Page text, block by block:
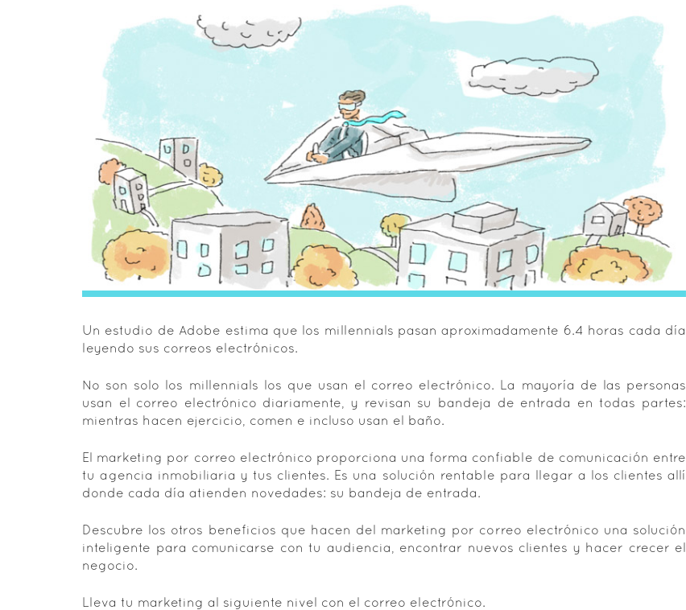
Un estudio de Adobe estima que los millennials pasan aproximadamente 6.4 horas cada día
leyendo sus correos electrónicos.
No son solo los millennials los que usan el correo electrónico. La mayoría de las personas
usan el correo electrónico diariamente, y revisan su bandeja de entrada en todas partes:
mientras hacen ejercicio, comen e incluso usan el baño.
El marketing por correo electrónico proporciona una forma confiable de comunicación entre
tu agencia inmobiliaria y tus clientes. Es una solución rentable para llegar a los clientes allí
donde cada día atienden novedades: su bandeja de entrada.
Descubre los otros beneficios que hacen del marketing por correo electrónico una solución
inteligente para comunicarse con tu audiencia, encontrar nuevos clientes y hacer crecer el
negocio.
Lleva tu marketing al siguiente nivel con el correo electrónico.